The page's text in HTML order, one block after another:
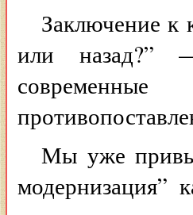
Заключение к
или назад?”
современные
Мы уже
модернизация”